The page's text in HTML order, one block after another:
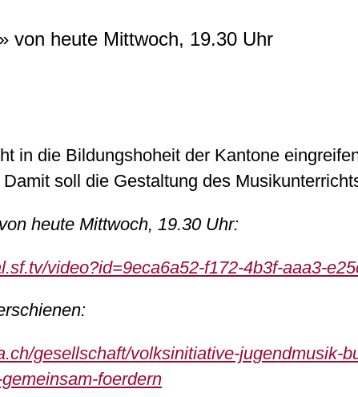
von heute Mittwoch, 19.30 Uhr
in die Bildungshoheit der Kantone
soll die Gestaltung des
heute Mittwoch, 19.30 Uhr:
video?id=9eca6a52-f172-4b3f-aaa3-
gesellschaft/volksinitiative-jugendmusik-
foerdern